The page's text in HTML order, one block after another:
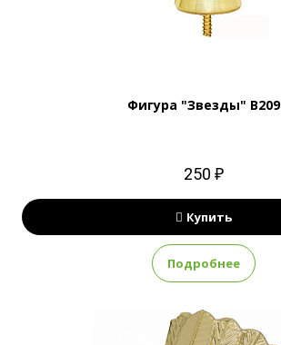
Фигура "Звезды" B209
250 ₽
Купить
Подробнее